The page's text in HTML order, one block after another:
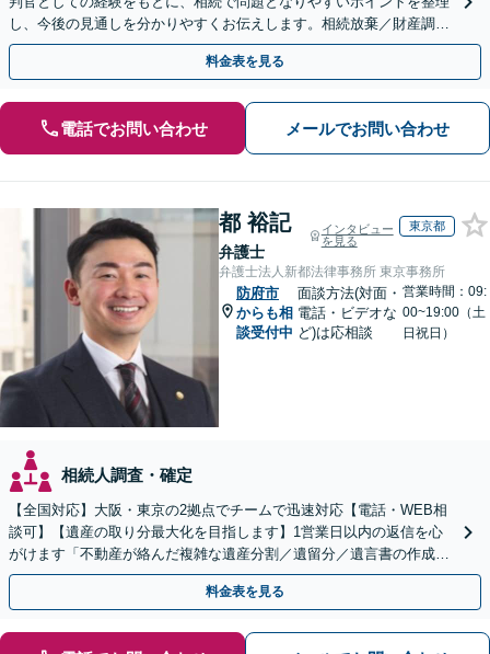
し、今後の見通しを分かりやすくお伝えします。相続放棄／財産調査
／遺言書作成・執行も幅広く対応可能【夜間対応】
料金表を見る
電話でお問い合わせ メールでお問い合わせ
都 裕記
弁護士
インタビュー
を見る
東京都
弁護士法人新都法律事務所 東京事務所
防府市
からも相
談受付中
面談方法(対面・
電話・ビデオな
ど)は応相談
営業時間：09:
00~19:00（土
日祝日）
相続人調査・確定
【全国対応】大阪・東京の2拠点でチームで迅速対応【電話・WEB相
談可】【遺産の取り分最大化を目指します】1営業日以内の返信を心
がけます「不動産が絡んだ複雑な遺産分割／遺留分／遺言書の作成・
執行／事業承継など、お任せください」【休日相談あり】
料金表を見る